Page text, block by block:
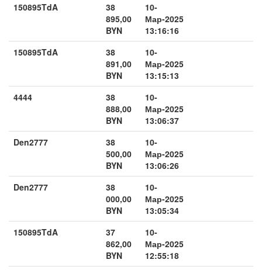
150895TdA
38
895,00
BYN
10-
Мар-2025
13:16:16
150895TdA
38
891,00
BYN
10-
Мар-2025
13:15:13
4444
38
888,00
BYN
10-
Мар-2025
13:06:37
Den2777
38
500,00
BYN
10-
Мар-2025
13:06:26
Den2777
38
000,00
BYN
10-
Мар-2025
13:05:34
150895TdA
37
862,00
BYN
10-
Мар-2025
12:55:18